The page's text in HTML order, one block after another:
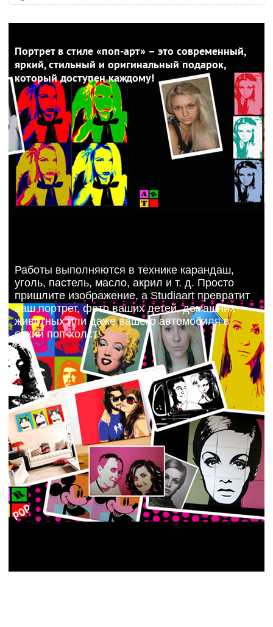
Портрет в стиле «поп-арт» – это современный,
яркий, стильный и оригинальный подарок,
который доступен каждому!
Работы выполняются в технике карандаш,
уголь, пастель, масло, акрил и т. д. Просто
пришлите изображение, а Studiaart превратит
ваш портрет, фото ваших детей, домашних
животных или даже вашего автомобиля в
яркий поп-холст!